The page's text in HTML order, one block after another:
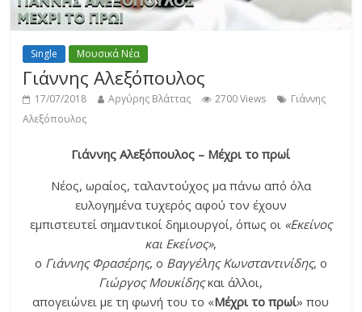
Single Μουσικά Νέα
Γιάννης Αλεξόπουλος
17/07/2018 Αργύρης Βλάττας 2700 Views
Γιάννης
Αλεξόπουλος
Γιάννης Αλεξόπουλος – Μέχρι το πρωί
Νέος, ωραίος, ταλαντούχος μα πάνω από όλα
ευλογημένα τυχερός αφού τον έχουν
εμπιστευτεί σημαντικοί δημιουργοί, όπως οι «Εκείνος
και Εκείνος»,
ο Γιάννης Φρασέρης, ο Βαγγέλης Κωνσταντινίδης, ο
Γιώργος Μουκίδηςκαι άλλοι,
απογειώνει με τη φωνή του το «Μέχρι το πρωί» που